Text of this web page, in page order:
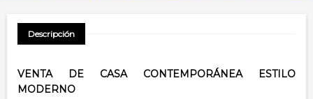
Descripción
VENTA DE CASA CONTEMPORÁNEA ESTILO
MODERNO